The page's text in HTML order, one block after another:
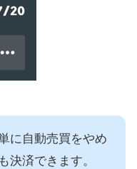
に自動売買をやめ
決済できます。